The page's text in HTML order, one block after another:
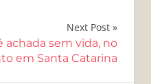
Next Post
achada sem vida, no
em Santa Catarina